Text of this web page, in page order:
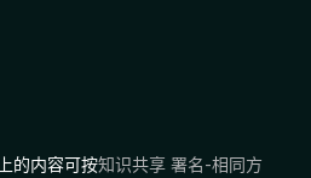
的内容可按知识共享 署名-相同方